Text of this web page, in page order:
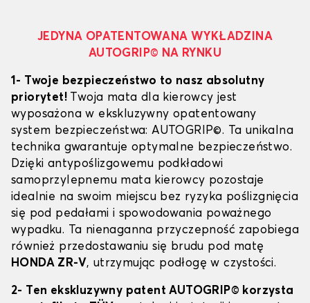
JEDYNA OPATENTOWANA WYKŁADZINA
AUTOGRIP© NA RYNKU
1- Twoje bezpieczeństwo to nasz absolutny
priorytet!
Twoja mata dla kierowcy jest
wyposażona w ekskluzywny opatentowany
system bezpieczeństwa: AUTOGRIP©. Ta unikalna
technika gwarantuje optymalne bezpieczeństwo.
Dzięki antypoślizgowemu podkładowi
samoprzylepnemu mata kierowcy pozostaje
idealnie na swoim miejscu bez ryzyka poślizgnięcia
się pod pedałami i spowodowania poważnego
wypadku. Ta nienaganna przyczepność zapobiega
również przedostawaniu się brudu pod matę
HONDA ZR-V, utrzymując podłogę w czystości.
2- Ten ekskluzywny patent AUTOGRIP© korzysta